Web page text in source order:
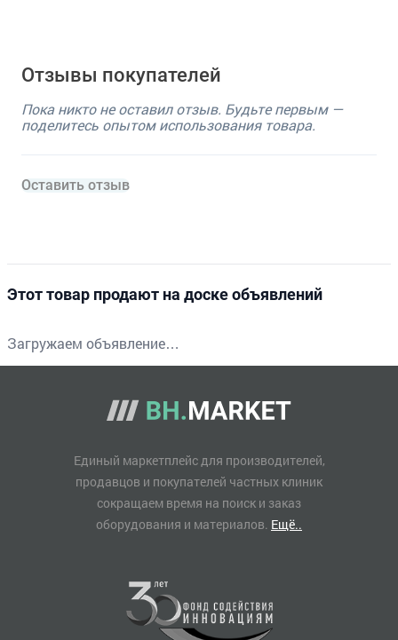
Отзывы покупателей
Пока никто не оставил отзыв. Будьте первым —
поделитесь опытом использования товара.
Оставить отзыв
Этот товар продают на доске объявлений
Загружаем объявление…
Единый маркетплейс для производителей,
продавцов и покупателей частных клиник
сокращаем время на поиск и заказ
оборудования и материалов. Ещё..